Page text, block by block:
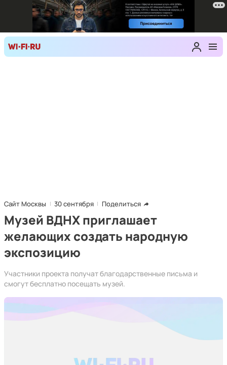
Сайт Москвы 30 сентября Поделиться
Музей ВДНХ приглашает
желающих создать народную
экспозицию
Участники проекта получат благодарственные письма и
смогут бесплатно посещать музей.